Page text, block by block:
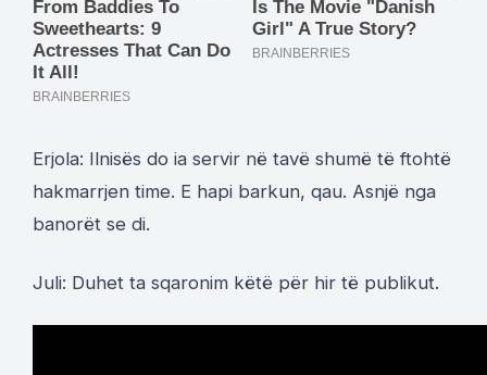
Erjola: Ilnisës do ia servir në tavë shumë të ftohtë
hakmarrjen time. E hapi barkun, qau. Asnjë nga
banorët se di.
Juli: Duhet ta sqaronim këtë për hir të publikut.